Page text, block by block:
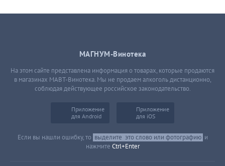
МАГНУМ-Винотека
На этом сайте представлена информация о товарах, которые продаются
в магазинах МАВТ-Винотека. Мы не продаем алкоголь дистанционно,
соблюдая действующее российское законодательство.
Приложение
для Android
Приложение
для iOS
Если вы нашли ошибку, то выделите это слово или фотографию и
нажмите Ctrl+Enter